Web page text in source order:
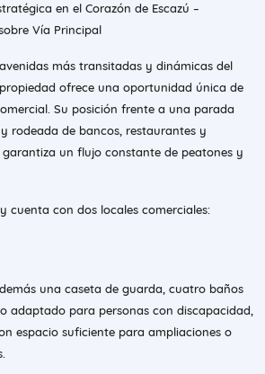
en el Corazón de Escazú –
Vía Principal
más transitadas y dinámicas del
ofrece una oportunidad única de
Su posición frente a una parada
rodeada de bancos, restaurantes y
un flujo constante de peatones y
cuenta con dos locales comerciales:
una caseta de guarda, cuatro baños
adaptado para personas con discapacidad,
espacio suficiente para ampliaciones o